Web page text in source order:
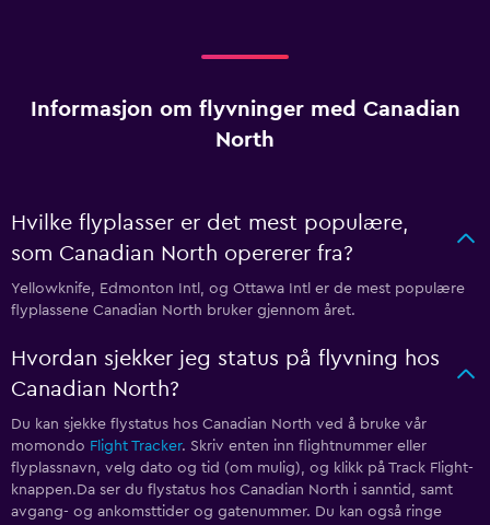
Informasjon om flyvninger med Canadian
North
Hvilke flyplasser er det mest populære,
som Canadian North opererer fra?
Yellowknife, Edmonton Intl, og Ottawa Intl er de mest populære
flyplassene Canadian North bruker gjennom året.
Hvordan sjekker jeg status på flyvning hos
Canadian North?
Du kan sjekke flystatus hos Canadian North ved å bruke vår
momondo Flight Tracker. Skriv enten inn flightnummer eller
flyplassnavn, velg dato og tid (om mulig), og klikk på Track Flight-
knappen.Da ser du flystatus hos Canadian North i sanntid, samt
avgang- og ankomsttider og gatenummer. Du kan også ringe